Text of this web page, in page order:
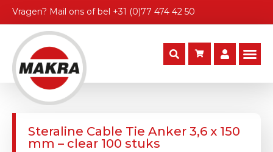
Vragen? Mail ons of bel +31 (0)77 474 42 50
Steraline Cable Tie Anker 3,6 x 150
mm – clear 100 stuks